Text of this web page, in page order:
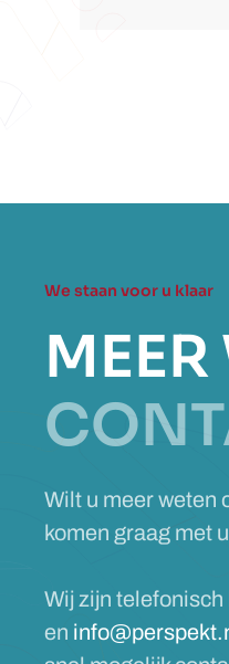
We staan voor u klaar
Wilt u meer weten
komen graag met
Wij zijn
en